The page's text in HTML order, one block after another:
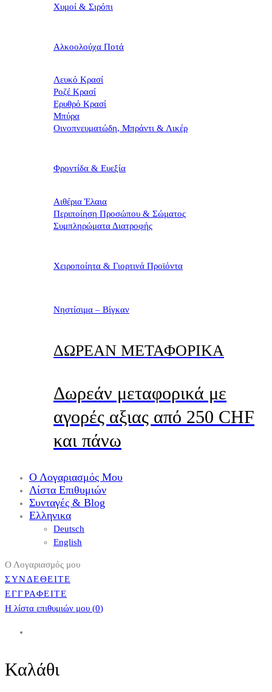
Χυμοί & Σιρόπι
Αλκοολούχα Ποτά
Λευκό Κρασί
Ροζέ Κρασί
Ερυθρό Κρασί
Μπύρα
Οινοπνευματώδη, Μπράντι & Λικέρ
Φροντίδα & Ευεξία
Αιθέρια Έλαια
Περιποίηση Προσώπου & Σώματος
Συμπληρώματα Διατροφής
Χειροποίητα & Γιορτινά Προϊόντα
Νηστίσιμα – Βίγκαν
ΔΩΡΕΑΝ ΜΕΤΑΦΟΡΙΚΑ
Δωρεάν μεταφορικά με
αγορές αξιας από 250 CHF
και πάνω
Ο Λογαριασμός Μου
Λίστα Επιθυμιών
Συνταγές & Blog
Ελληνικα
Deutsch
English
Ο Λογαριασμός μου
ΣΥΝΔΕΘΕΙΤΕ
ΕΓΓΡΑΦΕΙΤΕ
Η λίστα επιθυμιών μου (0)
Καλάθι